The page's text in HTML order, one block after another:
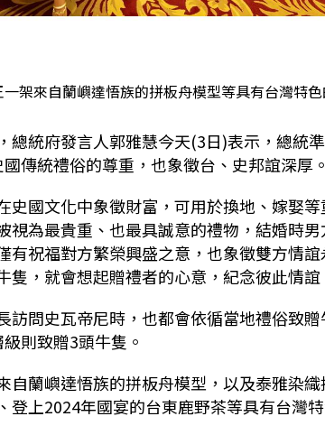
架來自蘭嶼達悟族的拼板舟模型等具有台灣特
總統府發言人郭雅慧今天(3日)表示，總統
傳統禮俗的尊重，也象徵台、史邦誼深厚。
史國文化中象徵財富，可用於換地、嫁娶
為最貴重、也最具誠意的禮物，結婚時男
有祝福對方繁榮興盛之意，也象徵雙方情
，就會想起贈禮者的心意，紀念彼此情誼
訪問史瓦帝尼時，也都會依循當地禮俗致
則致贈3頭牛隻。
自蘭嶼達悟族的拼板舟模型，以及泰雅染
上2024年國宴的台東鹿野茶等具有台灣